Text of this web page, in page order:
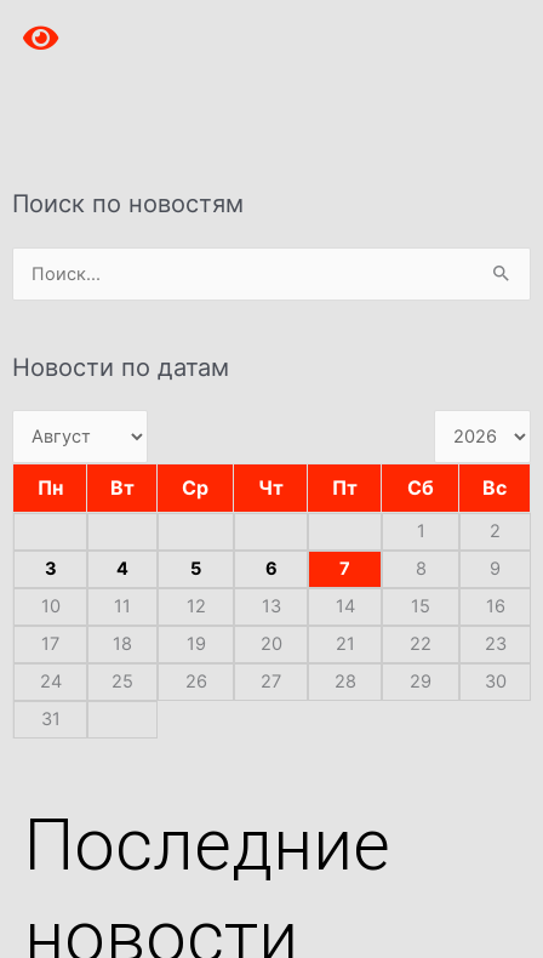
Поиск по новостям
Поиск:
Новости по датам
Пн Вт Ср Чт Пт Сб Вс
1
2
3
4 5 6 7 8
9
10
11 12 13 14 15
16
17
18 19 20 21 22
23
24
25 26 27 28 29
30
31
Последние
новости